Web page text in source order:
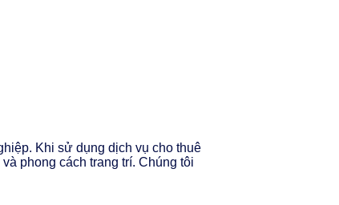
Khi sử dụng dịch vụ cho thuê
phong cách trang trí. Chúng tôi